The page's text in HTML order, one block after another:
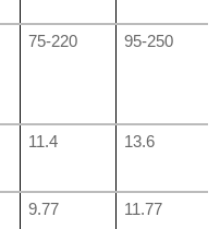
75-220 95-250
11.4 13.6
9.77
11.77